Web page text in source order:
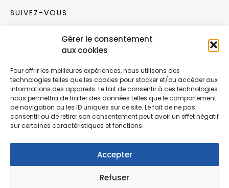
Gérer le consentement
aux cookies
Pour offrir les meilleures expériences, nous utilisons des
technologies telles que les cookies pour stocker et/ou accéder aux
informations des appareils. Le fait de consentir à ces technologies
nous permettra de traiter des données telles que le comportement
de navigation ou les ID uniques sur ce site. Le fait de ne pas
consentir ou de retirer son consentement peut avoir un effet négatif
sur certaines caractéristiques et fonctions.
Accepter
Refuser
SUIVEZ-VOUS
Rejoignez notre communauté sur les réseaux
Nouvelles collections, vie de l’équipe ou
inspirations : soyez informés de nos dernières
actualités.
© Copyright Fonction Meuble